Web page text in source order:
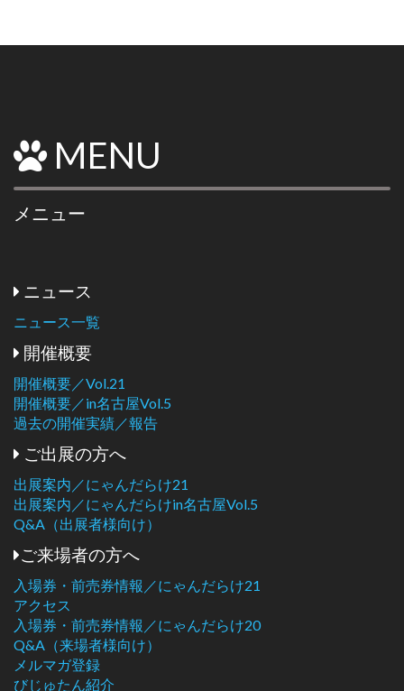
MENU
メニュー
ニュース
ニュース一覧
開催概要
開催概要／Vol.21
開催概要／in名古屋Vol.5
過去の開催実績／報告
ご出展の方へ
出展案内／にゃんだらけ21
出展案内／にゃんだらけin名古屋Vol.5
Q&A（出展者様向け）
ご来場者の方へ
入場券・前売券情報／にゃんだらけ21
アクセス
入場券・前売券情報／にゃんだらけ20
Q&A（来場者様向け）
メルマガ登録
びじゅたん紹介